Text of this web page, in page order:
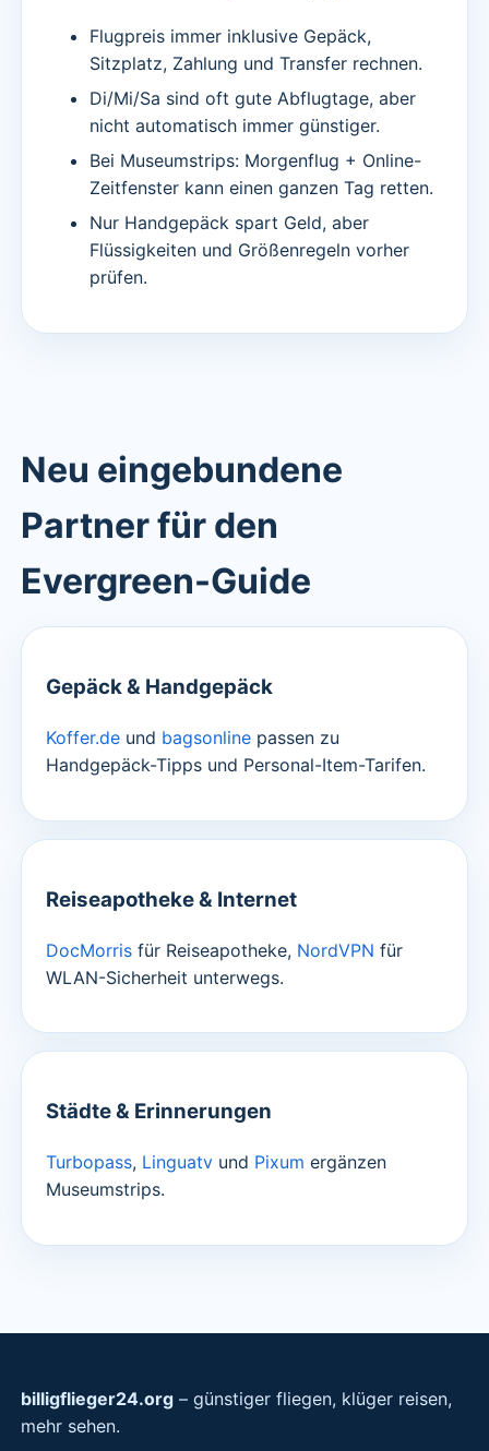
Flugpreis immer inklusive Gepäck,
Sitzplatz, Zahlung und Transfer rechnen.
Di/Mi/Sa sind oft gute Abflugtage, aber
nicht automatisch immer günstiger.
Bei Museumstrips: Morgenflug + Online-
Zeitfenster kann einen ganzen Tag retten.
Nur Handgepäck spart Geld, aber
Flüssigkeiten und Größenregeln vorher
prüfen.
Neu eingebundene
Partner für den
Evergreen-Guide
Gepäck & Handgepäck
Koffer.deund bagsonlinepassen zu
Handgepäck-Tipps und Personal-Item-Tarifen.
Reiseapotheke & Internet
DocMorrisfür Reiseapotheke, NordVPN für
WLAN-Sicherheit unterwegs.
Städte & Erinnerungen
Turbopass, Linguatvund Pixum ergänzen
Museumstrips.
billigflieger24.org – günstiger fliegen, klüger reisen,
mehr sehen.